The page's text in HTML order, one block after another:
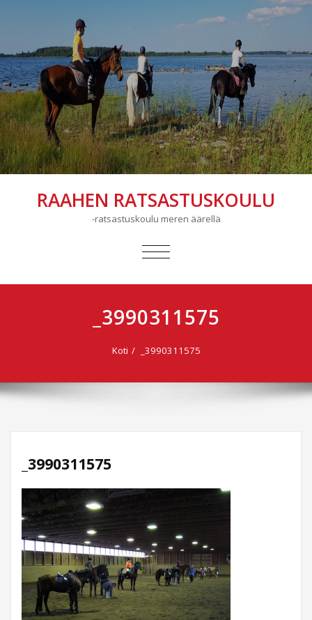
RAAHEN RATSASTUSKOULU
-ratsastuskoulu meren äärellä
AVAA/SULJE
_3990311575
Koti _3990311575
_3990311575